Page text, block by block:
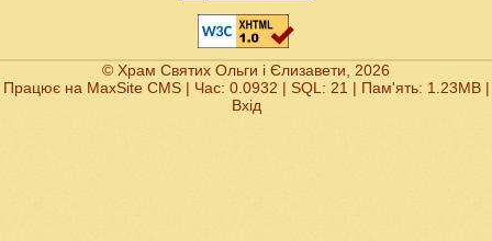
© Храм Святих Ольги і Єлизавети, 2026
Працює на MaxSite CMS| Час: 0.0932 | SQL: 21 | Пам'ять: 1.23MB|
Вхід